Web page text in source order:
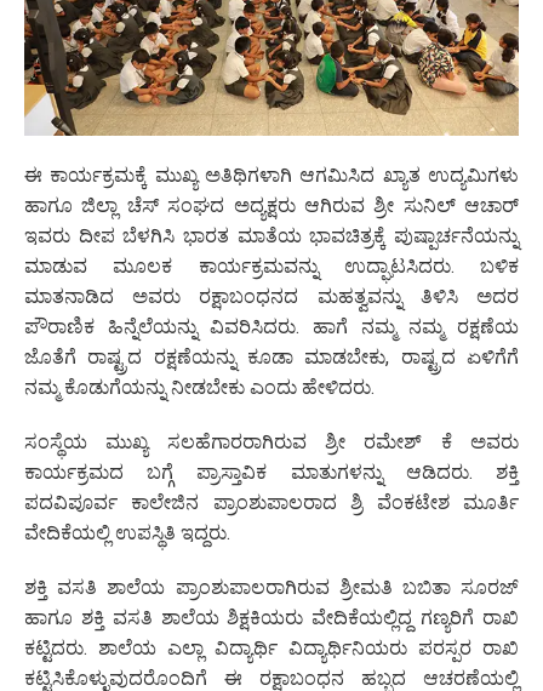
ಈ ಕಾರ್ಯಕ್ರಮಕ್ಕೆ ಮುಖ್ಯ ಅತಿಥಿಗಳಾಗಿ ಆಗಮಿಸಿದ ಖ್ಯಾತ ಉದ್ಯಮಿಗಳು
ಹಾಗೂ ಜಿಲ್ಲಾ ಚೆಸ್ ಸಂಘದ ಅದ್ಯಕ್ಷರು ಆಗಿರುವ ಶ್ರೀ ಸುನಿಲ್ ಆಚಾರ್
ಇವರು ದೀಪ ಬೆಳಗಿಸಿ ಭಾರತ ಮಾತೆಯ ಭಾವಚಿತ್ರಕ್ಕೆ ಪುಷ್ಪಾರ್ಚನೆಯನ್ನು
ಮಾಡುವ ಮೂಲಕ ಕಾರ್ಯಕ್ರಮವನ್ನು ಉದ್ಘಾಟಸಿದರು. ಬಳಿಕ
ಮಾತನಾಡಿದ ಅವರು ರಕ್ಷಾಬಂಧನದ ಮಹತ್ವವನ್ನು ತಿಳಿಸಿ ಅದರ
ಪೌರಾಣಿಕ ಹಿನ್ನೆಲೆಯನ್ನು ವಿವರಿಸಿದರು. ಹಾಗೆ ನಮ್ಮ ನಮ್ಮ ರಕ್ಷಣೆಯ
ಜೊತೆಗೆ ರಾಷ್ಟ್ರದ ರಕ್ಷಣೆಯನ್ನು ಕೂಡಾ ಮಾಡಬೇಕು, ರಾಷ್ಟ್ರದ ಏಳಿಗೆಗೆ
ನಮ್ಮ ಕೊಡುಗೆಯನ್ನು ನೀಡಬೇಕು ಎಂದು ಹೇಳಿದರು.
ಸಂಸ್ಥೆಯ ಮುಖ್ಯ ಸಲಹೆಗಾರರಾಗಿರುವ ಶ್ರೀ ರಮೇಶ್ ಕೆ ಅವರು
ಕಾರ್ಯಕ್ರಮದ ಬಗ್ಗೆ ಪ್ರಾಸ್ತಾವಿಕ ಮಾತುಗಳನ್ನು ಆಡಿದರು. ಶಕ್ತಿ
ಪದವಿಪೂರ್ವ ಕಾಲೇಜಿನ ಪ್ರಾಂಶುಪಾಲರಾದ ಶ್ರಿ ವೆಂಕಟೇಶ ಮೂರ್ತಿ
ವೇದಿಕೆಯಲ್ಲಿ ಉಪಸ್ಥಿತಿ ಇದ್ದರು.
ಶಕ್ತಿ ವಸತಿ ಶಾಲೆಯ ಪ್ರಾಂಶುಪಾಲರಾಗಿರುವ ಶ್ರೀಮತಿ ಬಬಿತಾ ಸೂರಜ್
ಹಾಗೂ ಶಕ್ತಿ ವಸತಿ ಶಾಲೆಯ ಶಿಕ್ಷಕಿಯರು ವೇದಿಕೆಯಲ್ಲಿದ್ದ ಗಣ್ಯರಿಗೆ ರಾಖಿ
ಕಟ್ಟಿದರು. ಶಾಲೆಯ ಎಲ್ಲಾ ವಿದ್ಯಾರ್ಥಿ ವಿದ್ಯಾರ್ಥಿನಿಯರು ಪರಸ್ಪರ ರಾಖಿ
ಕಟ್ಟಿಸಿಕೊಳ್ಳುವುದರೊಂದಿಗೆ ಈ ರಕ್ಷಾಬಂಧನ ಹಬ್ಬದ ಆಚರಣೆಯಲ್ಲಿ